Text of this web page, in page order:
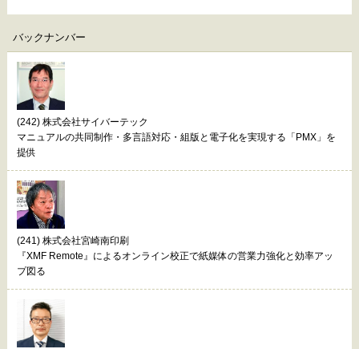
バックナンバー
(242) 株式会社サイバーテック
マニュアルの共同制作・多言語対応・組版と電子化を実現する「PMX」を
提供
(241) 株式会社宮崎南印刷
『XMF Remote』によるオンライン校正で紙媒体の営業力強化と効率アッ
プ図る